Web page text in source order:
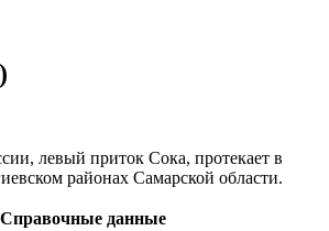
левый приток Сока, протекает в
районах Самарской области.
Справочные данные